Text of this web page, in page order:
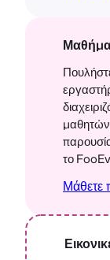
το
Μάθετε